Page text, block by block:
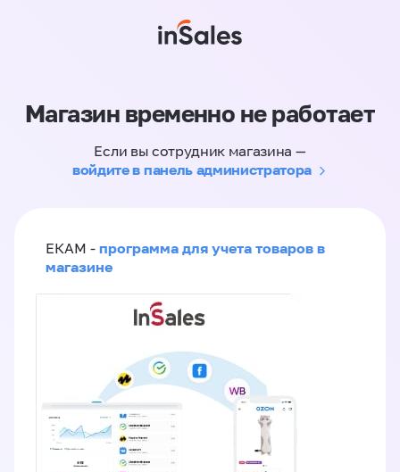
Магазин временно не работает
Если вы сотрудник магазина —
войдите в панель администратора
ЕКАМ - программа для учета товаров в
магазине